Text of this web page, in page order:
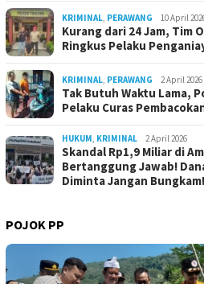
KRIMINAL, PERAWANG 10 April
Kurang dari 24 Jam, Tim
Ringkus Pelaku
KRIMINAL, PERAWANG 2 April 2026
Tak Butuh Waktu Lama,
Pelaku Curas
HUKUM, KRIMINAL 2 April 2026
Skandal Rp1,9 Miliar di
Bertanggung Jawab!
Diminta Jangan Bungkam!
POJOK PP